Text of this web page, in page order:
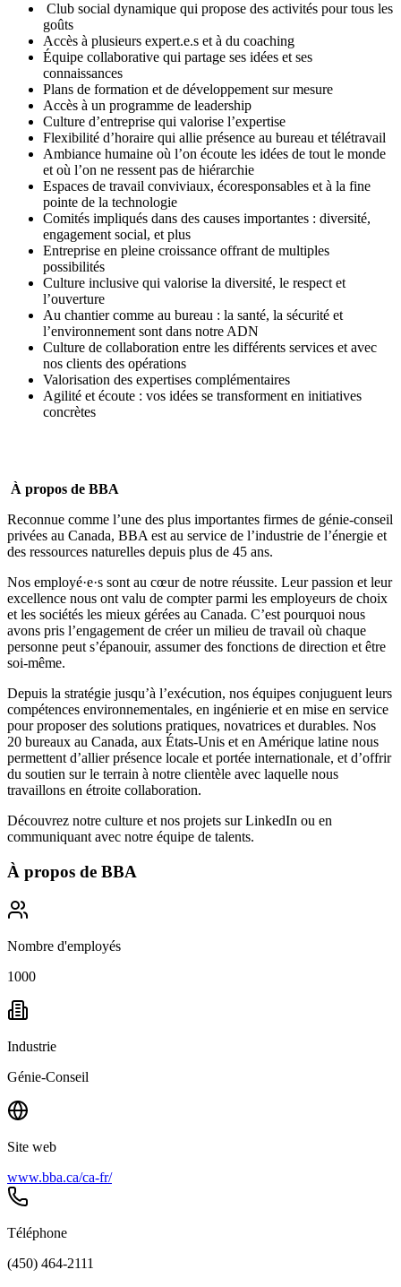
Club social dynamique qui propose des activités pour tous les
goûts
Accès à plusieurs expert.e.s et à du coaching
Équipe collaborative qui partage ses idées et ses
connaissances
Plans de formation et de développement sur mesure
Accès à un programme de leadership
Culture d’entreprise qui valorise l’expertise
Flexibilité d’horaire qui allie présence au bureau et télétravail
Ambiance humaine où l’on écoute les idées de tout le monde
et où l’on ne ressent pas de hiérarchie
Espaces de travail conviviaux, écoresponsables et à la fine
pointe de la technologie
Comités impliqués dans des causes importantes : diversité,
engagement social, et plus
Entreprise en pleine croissance offrant de multiples
possibilités
Culture inclusive qui valorise la diversité, le respect et
l’ouverture
Au chantier comme au bureau : la santé, la sécurité et
l’environnement sont dans notre ADN
Culture de collaboration entre les différents services et avec
nos clients des opérations
Valorisation des expertises complémentaires
Agilité et écoute : vos idées se transforment en initiatives
concrètes
À propos de BBA
Reconnue comme l’une des plus importantes firmes de génie-conseil
privées au Canada, BBA est au service de l’industrie de l’énergie et
des ressources naturelles depuis plus de 45 ans.
Nos employé·e·s sont au cœur de notre réussite. Leur passion et leur
excellence nous ont valu de compter parmi les employeurs de choix
et les sociétés les mieux gérées au Canada. C’est pourquoi nous
avons pris l’engagement de créer un milieu de travail où chaque
personne peut s’épanouir, assumer des fonctions de direction et être
soi-même.
Depuis la stratégie jusqu’à l’exécution, nos équipes conjuguent leurs
compétences environnementales, en ingénierie et en mise en service
pour proposer des solutions pratiques, novatrices et durables. Nos
20 bureaux au Canada, aux États-Unis et en Amérique latine nous
permettent d’allier présence locale et portée internationale, et d’offrir
du soutien sur le terrain à notre clientèle avec laquelle nous
travaillons en étroite collaboration.
Découvrez notre culture et nos projets surLinkedIn ou en
communiquant avec notre équipe de talents.
À propos de BBA
Nombre d'employés
1000
Industrie
Génie-Conseil
Site web
www.bba.ca/ca-fr/
Téléphone
(450) 464-2111